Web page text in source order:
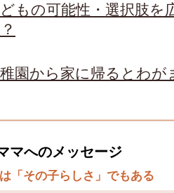
もの可能性・選択肢を
園から家に帰るとわが
マへのメッセージ
は「その子らしさ」でもある